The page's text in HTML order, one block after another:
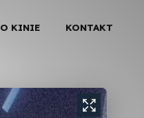
O KINIE KONTAKT